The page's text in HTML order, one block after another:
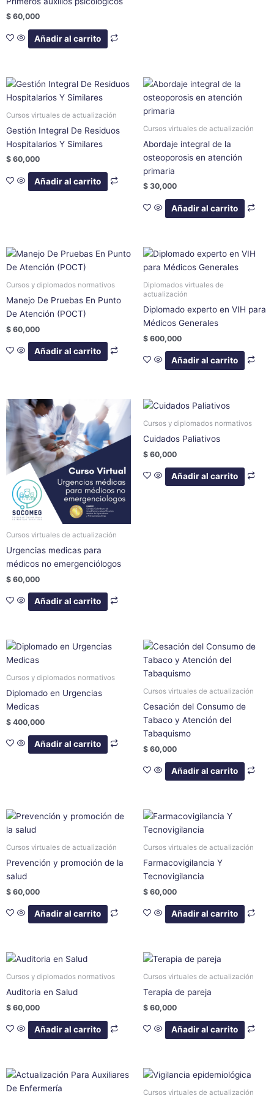
$ 60,000
Añadir al carrito
Cursos virtuales de actualización
Gestión Integral De Residuos
Hospitalarios Y Similares
$ 60,000
Añadir al carrito
Cursos virtuales de actualización
Abordaje integral de la
osteoporosis en atención
primaria
$ 30,000
Añadir al carrito
Cursos y diplomados normativos
Manejo De Pruebas En Punto
De Atención (POCT)
$ 60,000
Añadir al carrito
Diplomados virtuales de
actualización
Diplomado experto en VIH para
Médicos Generales
$ 600,000
Añadir al carrito
Cursos virtuales de actualización
Urgencias medicas para
médicos no emergenciólogos
$ 60,000
Añadir al carrito
Cursos y diplomados normativos
Cuidados Paliativos
$ 60,000
Añadir al carrito
Cursos y diplomados normativos
Diplomado en Urgencias
Medicas
$ 400,000
Añadir al carrito
Cursos virtuales de actualización
Cesación del Consumo de
Tabaco y Atención del
Tabaquismo
$ 60,000
Añadir al carrito
Cursos virtuales de actualización
Prevención y promoción de la
salud
$ 60,000
Añadir al carrito
Cursos virtuales de actualización
Farmacovigilancia Y
Tecnovigilancia
$ 60,000
Añadir al carrito
Cursos y diplomados normativos
Auditoria en Salud
$ 60,000
Añadir al carrito
Cursos virtuales de actualización
Terapia de pareja
$ 60,000
Añadir al carrito
Cursos virtuales de actualización